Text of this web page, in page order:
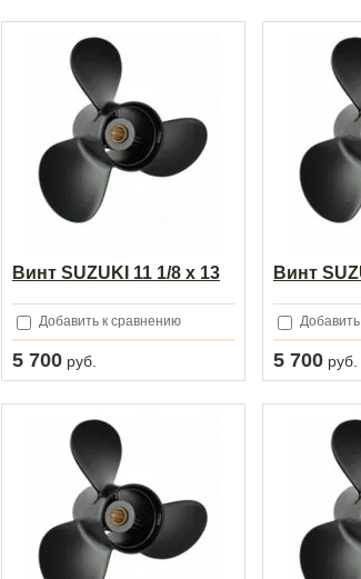
Винт SUZUKI 11 1/8 х 13
Добавить к сравнению
5 700 руб.
Винт
5 700 руб.